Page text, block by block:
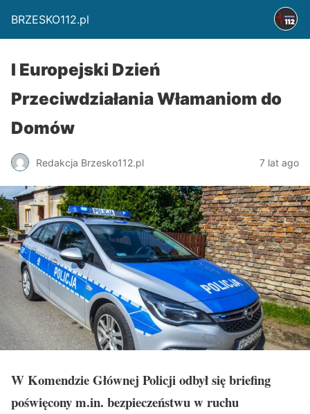
BRZESKO112.pl
I Europejski Dzień
Przeciwdziałania Włamaniom do
Domów
Redakcja Brzesko112.pl 7 lat ago
W Komendzie Głównej Policji odbył się brieﬁng
poświęcony m.in. bezpieczeństwu w ruchu